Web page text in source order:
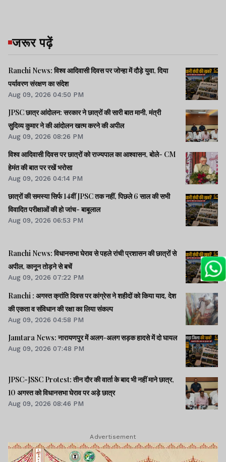
जरूर पढ़ें
Ranchi News: विश्व आदिवासी दिवस पर जोन्हा में दौड़े युवा, दिया
पर्यावरण संरक्षण का संदेश
Aug 09, 2026 04:50 PM
JPSC छात्र आंदोलन: सरकार ने छात्रों की सारी बात मानी, मंत्री
सुदिव्य कुमार ने की आंदोलन खत्म करने की अपील
Aug 09, 2026 08:26 PM
विश्व आदिवासी दिवस पर छात्रों को राज्यपाल का आश्वासन, बोले- CM
हेमंत की बात पर रखें भरोसा
Aug 09, 2026 04:14 PM
छात्रों की समस्या सिर्फ 14वीं JPSC तक नहीं, पिछले 6 साल की सभी
विवादित परीक्षाओं की हो जांच- बाबूलाल
Aug 09, 2026 06:53 PM
Ranchi News: विधानसभा घेराव से पहले रांची प्रशासन की छात्रों से
अपील, कानून तोड़ने से बचें
Aug 09, 2026 07:22 PM
Ranchi : अगस्त क्रांति दिवस पर कांग्रेस ने शहीदों को किया याद, देश
की एकता व संविधान की रक्षा का लिया संकल्प
Aug 09, 2026 04:58 PM
Jamtara News: नारायणपुर में अलग-अलग सड़क हादसे में दो घायल
Aug 09, 2026 07:48 PM
JPSC-JSSC Protest: तीन दौर की वार्ता के बाद भी नहीं माने छात्र,
10 अगस्त को विधानसभा घेराव पर अड़े छात्र
Aug 09, 2026 08:46 PM
Advertisement